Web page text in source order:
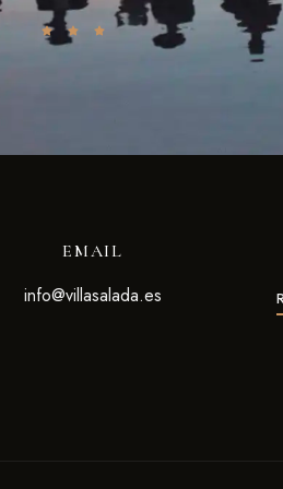
EMAIL
info@villasalada.es